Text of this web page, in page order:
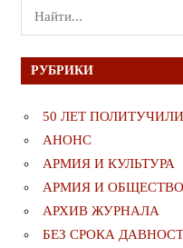
Поиск
для:
РУБРИКИ
50 ЛЕТ
АНОНС
АРМИЯ И КУЛЬТУРА
АРМИЯ И ОБЩЕСТВО
АРХИВ ЖУРНАЛА
БЕЗ СРОКА